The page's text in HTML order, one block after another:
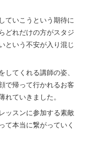
ていこうという期待に
どれだけの方がスタジ
という不安が入り混じ
てくれる講師の姿、
で帰って行かれるお客
ていきました。
ッスンに参加する素敵
て本当に繋がっていく